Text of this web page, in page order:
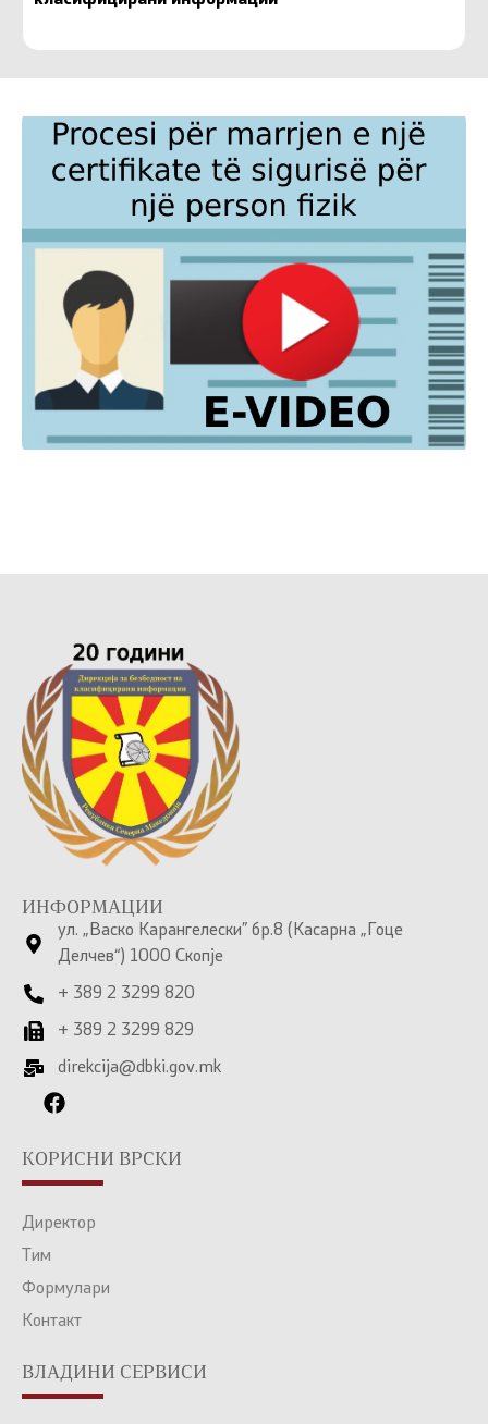
ИНФОРМАЦИИ
ул. „Васко Карангелески” бр.8 (Касарна „Гоце
Делчев“) 1000 Скопје
+ 389 2 3299 820
+ 389 2 3299 829
direkcija@dbki.gov.mk
КОРИСНИ ВРСКИ
Директор
Тим
Формулари
Контакт
ВЛАДИНИ СЕРВИСИ